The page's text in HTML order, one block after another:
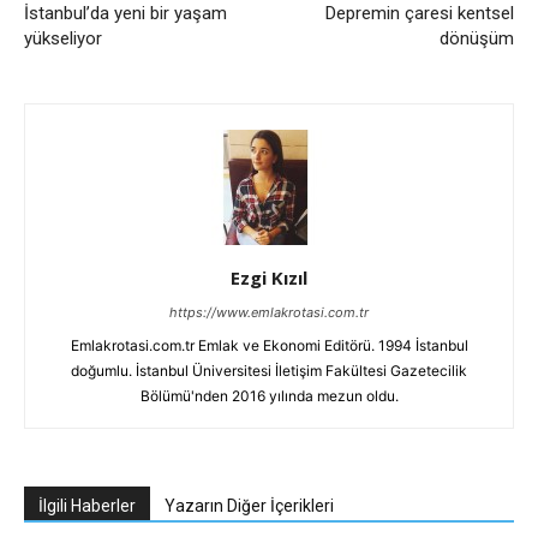
İstanbul’da yeni bir yaşam
yükseliyor
Depremin çaresi kentsel
dönüşüm
Ezgi Kızıl
https://www.emlakrotasi.com.tr
Emlakrotasi.com.tr Emlak ve Ekonomi Editörü. 1994 İstanbul
doğumlu. İstanbul Üniversitesi İletişim Fakültesi Gazetecilik
Bölümü'nden 2016 yılında mezun oldu.
İlgili Haberler Yazarın Diğer İçerikleri